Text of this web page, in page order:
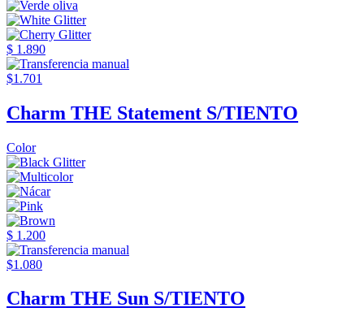
$ 1.890
$1.701
Charm THE Statement S/TIENTO
Color
$ 1.200
$1.080
Charm THE Sun S/TIENTO